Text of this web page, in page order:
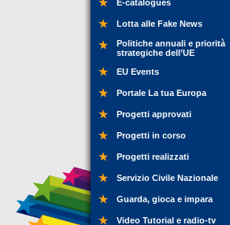
E-catalogues
Lotta alle Fake News
Politiche annuali e priorità
strategiche dell’UE
EU Events
Portale La tua Europa
Progetti approvati
Progetti in corso
Progetti realizzati
Servizio Civile Nazionale
Guarda, gioca e impara
Video Tutorial e radio-tv